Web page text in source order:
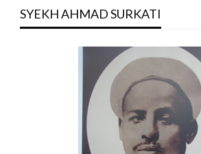
SYEKH AHMAD SURKATI